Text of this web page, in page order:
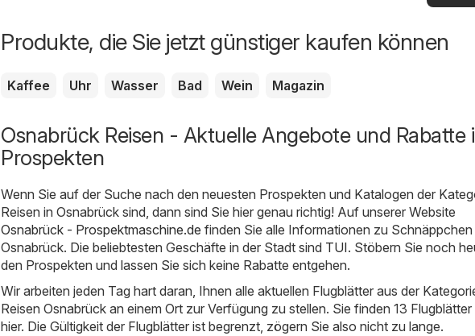
Produkte, die Sie jetzt günstiger kaufen können
Kaffee Uhr Wasser Bad Wein Magazin
Osnabrück Reisen - Aktuelle Angebote und Rabatte
Prospekten
Wenn Sie auf der Suche nach den neuesten Prospekten und Katalogen der
Reisen in Osnabrück sind, dann sind Sie hier genau richtig! Auf unserer Website
Osnabrück - Prospektmaschine.de finden Sie alle Informationen zu Schnäppchen
Osnabrück. Die beliebtesten Geschäfte in der Stadt sind TUI. Stöbern Sie noch
den Prospekten und lassen Sie sich keine Rabatte entgehen.
Wir arbeiten jeden Tag hart daran, Ihnen alle aktuellen Flugblätter aus der
Reisen Osnabrück an einem Ort zur Verfügung zu stellen. Sie finden 13 Flugblätter
hier. Die Gültigkeit der Flugblätter ist begrenzt, zögern Sie also nicht zu lange.